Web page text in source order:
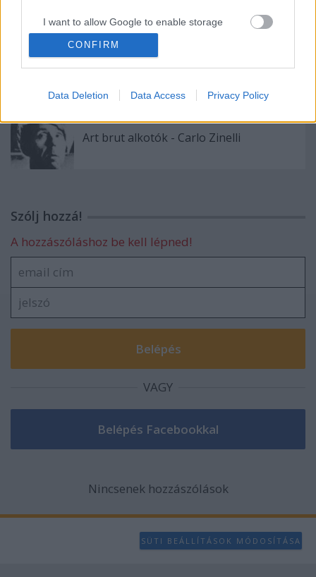
I want to allow Google to enable storage
related to security, including authentication
functionality and fraud prevention, and other
user protection.
CONFIRM
Data Deletion Data Access Privacy Policy
Art brut alkotók - Carlo Zinelli
Szólj hozzá!
A hozzászóláshoz be kell lépned!
VAGY
Nincsenek hozzászólások
SÜTI BEÁLLÍTÁSOK MÓDOSÍTÁSA